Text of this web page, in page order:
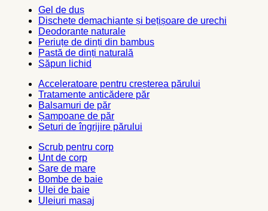
Gel de duș
Dischete demachiante și bețișoare de urechi
Deodorante naturale
Periuțe de dinți din bambus
Pastă de dinți naturală
Săpun lichid
Acceleratoare pentru creșterea părului
Tratamente anticădere păr
Balsamuri de păr
Șampoane de păr
Seturi de îngrijire părului
Scrub pentru corp
Unt de corp
Sare de mare
Bombe de baie
Ulei de baie
Uleiuri masaj